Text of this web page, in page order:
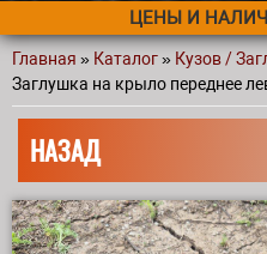
ЦЕНЫ И
Вы здесь
Главная » Каталог» Кузов /
Заглушка на крыло переднее
НАЗАД